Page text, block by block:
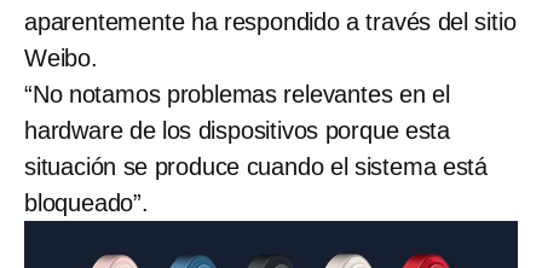
aparentemente ha respondido a través del sitio
Weibo.
“No notamos problemas relevantes en el
hardware de los dispositivos porque esta
situación se produce cuando el sistema está
bloqueado”.